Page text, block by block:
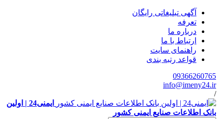
آگهی تبلیغاتی رایگان
تعرفه
درباره ما
ارتباط با ما
راهنمای سایت
قواعد رتبه بندی
09366260765
info@imeny24.ir
/
ایمنی24 | اولین
بانک اطلاعات صنایع ایمنی کشور